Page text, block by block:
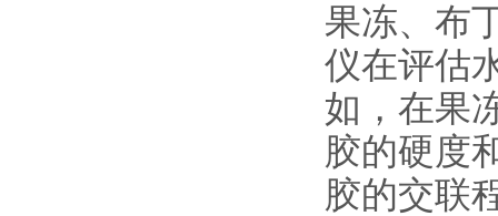
果冻、布
仪在评估
如，在果
胶的硬度
胶的交联